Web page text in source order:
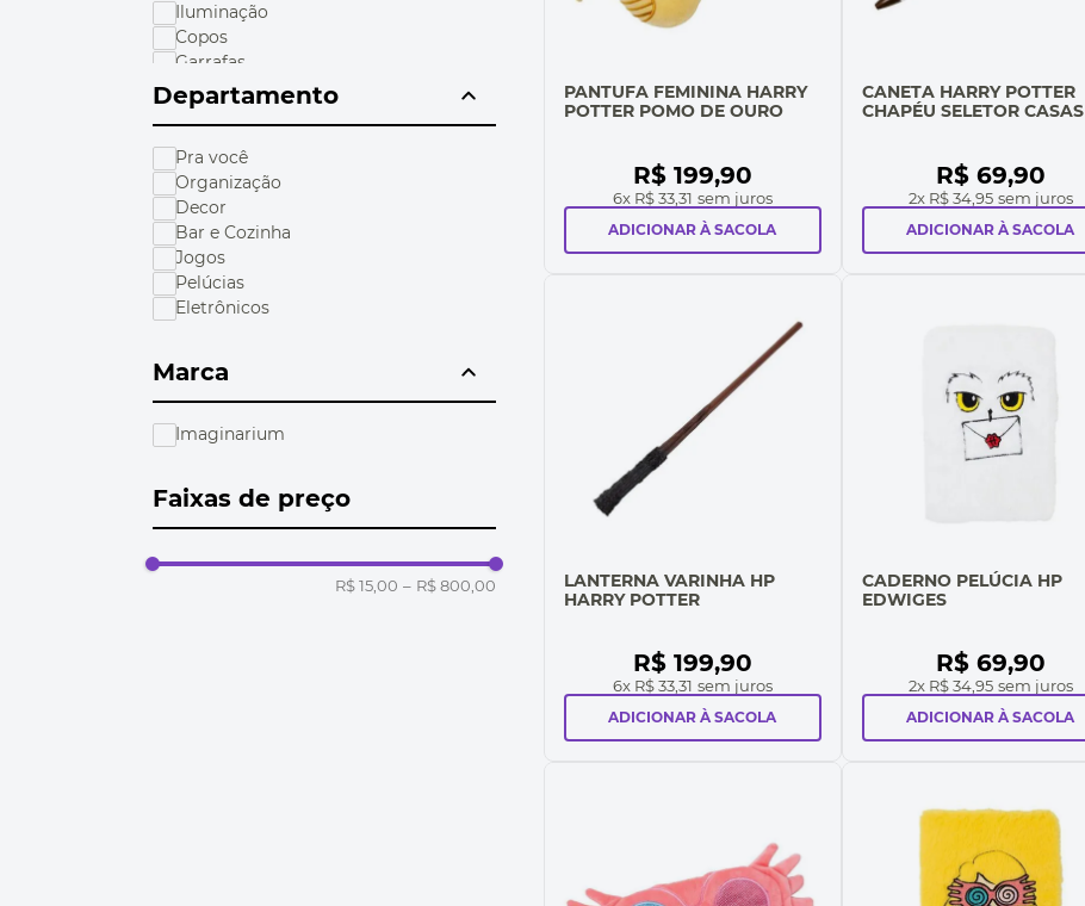
Iluminação
Copos
Garrafas
Departamento
Pra você
Organização
Decor
Bar e Cozinha
Jogos
Pelúcias
Eletrônicos
Marca
Imaginarium
Faixas de preço
R$ 15,00 – R$ 800,00
PANTUFA FEMININA HARRY
POTTER POMO DE OURO
R$ 199,90
6x R$ 33,31 sem juros
ADICIONAR À SACOLA
CANETA HARRY POTTER
CHAPÉU SELETOR CASAS
R$ 69,90
2x R$ 34,95 sem juros
ADICIONAR À SACOLA
LANTERNA VARINHA HP
HARRY POTTER
R$ 199,90
6x R$ 33,31 sem juros
ADICIONAR À SACOLA
CADERNO PELÚCIA HP
EDWIGES
R$ 69,90
2x R$ 34,95 sem juros
ADICIONAR À SACOLA